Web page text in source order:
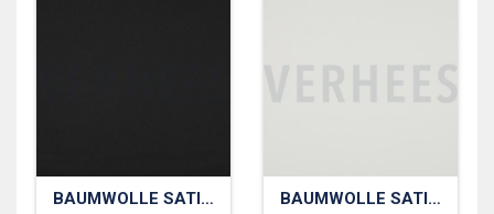
BAUMWOLLE SATIN STRETCH BAUMWOLLE SATIN STRETCH